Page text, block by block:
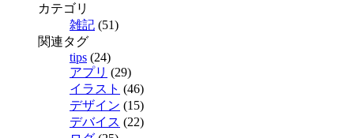
カテゴリ
雑記 (51)
関連タグ
tips (24)
アプリ (29)
イラスト (46)
デザイン (15)
デバイス (22)